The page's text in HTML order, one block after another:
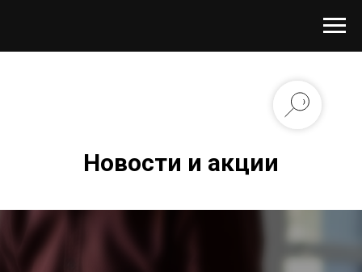
Новости и акции